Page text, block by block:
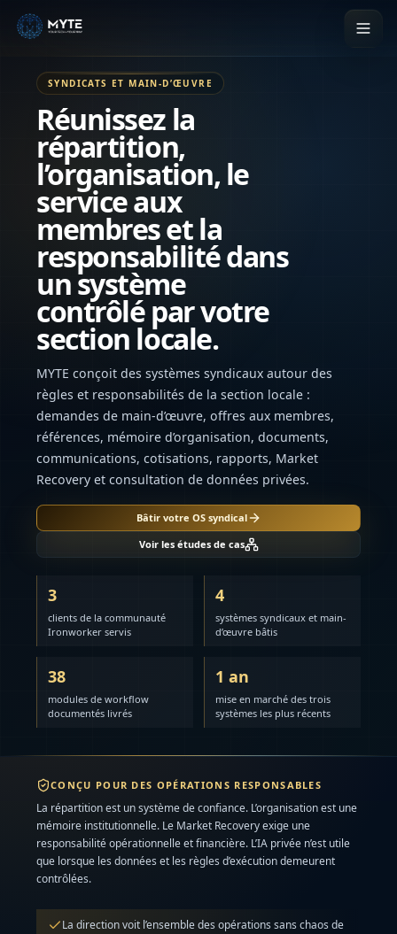
SYNDICATS ET MAIN-D’ŒUVRE
Réunissez la
répartition,
l’organisation, le
service aux
membres et la
responsabilité dans
un système
contrôlé par votre
section locale.
MYTE conçoit des systèmes syndicaux autour des
règles et responsabilités de la section locale :
demandes de main-d’œuvre, offres aux membres,
références, mémoire d’organisation, documents,
communications, cotisations, rapports, Market
Recovery et consultation de données privées.
Bâtir votre OS syndical
Voir les études de cas
3
clients de la communauté
Ironworker servis
4
systèmes syndicaux et main-
d’œuvre bâtis
38
modules de workflow
documentés livrés
1 an
mise en marché des trois
systèmes les plus récents
CONÇU POUR DES OPÉRATIONS RESPONSABLES
La répartition est un système de confiance. L’organisation est une
mémoire institutionnelle. Le Market Recovery exige une
responsabilité opérationnelle et financière. L’IA privée n’est utile
que lorsque les données et les règles d’exécution demeurent
contrôlées.
La direction voit l’ensemble des opérations sans chaos de